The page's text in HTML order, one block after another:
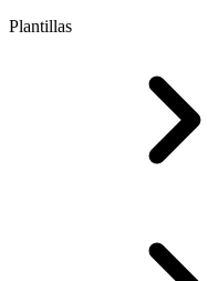
Plantillas